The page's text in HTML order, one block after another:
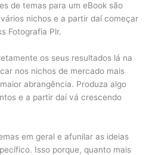
de temas para um eBook são
nichos e a partir daí começar
Fotografia Plr.
os seus resultados lá na
nos nichos de mercado mais
abrangência. Produza algo
e a partir daí vá crescendo
em geral e afunilar as ideias
Isso porque, quanto mais